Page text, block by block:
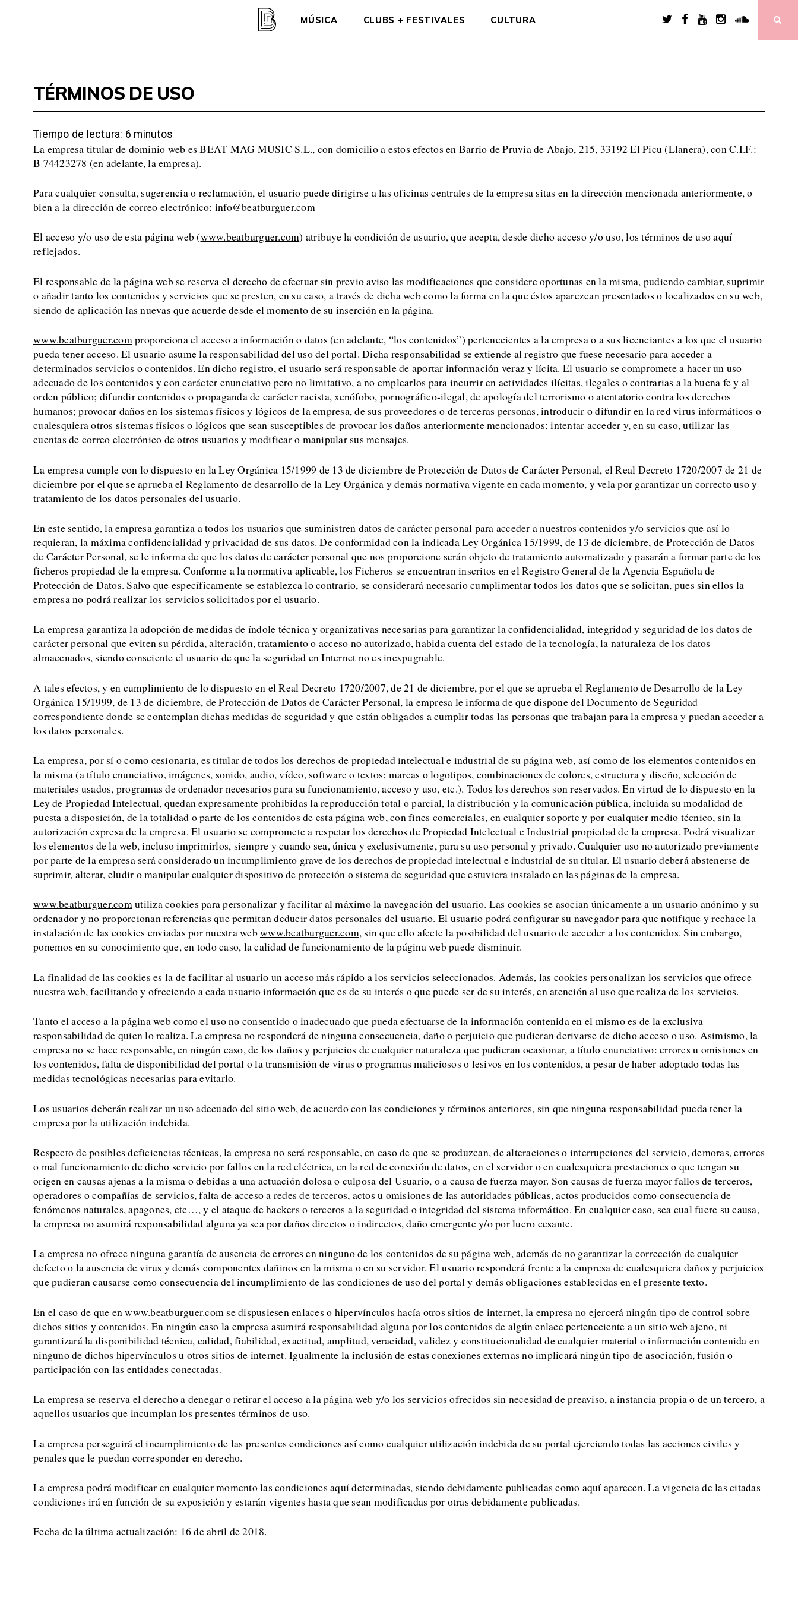
MÚSICA CLUBS + FESTIVALES CULTURA
TÉRMINOS DE USO
Tiempo de lectura: 6 minutos
La empresa titular de dominio web es BEAT MAG MUSIC S.L., con domicilio a estos efectos en Barrio de Pruvia de Abajo, 215, 33192 El Picu (Llanera), con C.I.F.:
B 74423278 (en adelante, la empresa).
Para cualquier consulta, sugerencia o reclamación, el usuario puede dirigirse a las oficinas centrales de la empresa sitas en la dirección mencionada anteriormente, o
bien a la dirección de correo electrónico: info@beatburguer.com
El acceso y/o uso de esta página web (www.beatburguer.com) atribuye la condición de usuario, que acepta, desde dicho acceso y/o uso, los términos de uso aquí
reflejados.
El responsable de la página web se reserva el derecho de efectuar sin previo aviso las modificaciones que considere oportunas en la misma, pudiendo cambiar, suprimir
o añadir tanto los contenidos y servicios que se presten, en su caso, a través de dicha web como la forma en la que éstos aparezcan presentados o localizados en su web,
siendo de aplicación las nuevas que acuerde desde el momento de su inserción en la página.
www.beatburguer.comproporciona el acceso a información o datos (en adelante, “los contenidos”) pertenecientes a la empresa o a sus licenciantes a los que el usuario
pueda tener acceso. El usuario asume la responsabilidad del uso del portal. Dicha responsabilidad se extiende al registro que fuese necesario para acceder a
determinados servicios o contenidos. En dicho registro, el usuario será responsable de aportar información veraz y lícita. El usuario se compromete a hacer un uso
adecuado de los contenidos y con carácter enunciativo pero no limitativo, a no emplearlos para incurrir en actividades ilícitas, ilegales o contrarias a la buena fe y al
orden público; difundir contenidos o propaganda de carácter racista, xenófobo, pornográfico-ilegal, de apología del terrorismo o atentatorio contra los derechos
humanos; provocar daños en los sistemas físicos y lógicos de la empresa, de sus proveedores o de terceras personas, introducir o difundir en la red virus informáticos o
cualesquiera otros sistemas físicos o lógicos que sean susceptibles de provocar los daños anteriormente mencionados; intentar acceder y, en su caso, utilizar las
cuentas de correo electrónico de otros usuarios y modificar o manipular sus mensajes.
La empresa cumple con lo dispuesto en la Ley Orgánica 15/1999 de 13 de diciembre de Protección de Datos de Carácter Personal, el Real Decreto 1720/2007 de 21 de
diciembre por el que se aprueba el Reglamento de desarrollo de la Ley Orgánica y demás normativa vigente en cada momento, y vela por garantizar un correcto uso y
tratamiento de los datos personales del usuario.
En este sentido, la empresa garantiza a todos los usuarios que suministren datos de carácter personal para acceder a nuestros contenidos y/o servicios que así lo
requieran, la máxima confidencialidad y privacidad de sus datos. De conformidad con la indicada Ley Orgánica 15/1999, de 13 de diciembre, de Protección de Datos
de Carácter Personal, se le informa de que los datos de carácter personal que nos proporcione serán objeto de tratamiento automatizado y pasarán a formar parte de los
ficheros propiedad de la empresa. Conforme a la normativa aplicable, los Ficheros se encuentran inscritos en el Registro General de la Agencia Española de
Protección de Datos. Salvo que específicamente se establezca lo contrario, se considerará necesario cumplimentar todos los datos que se solicitan, pues sin ellos la
empresa no podrá realizar los servicios solicitados por el usuario.
La empresa garantiza la adopción de medidas de índole técnica y organizativas necesarias para garantizar la confidencialidad, integridad y seguridad de los datos de
carácter personal que eviten su pérdida, alteración, tratamiento o acceso no autorizado, habida cuenta del estado de la tecnología, la naturaleza de los datos
almacenados, siendo consciente el usuario de que la seguridad en Internet no es inexpugnable.
A tales efectos, y en cumplimiento de lo dispuesto en el Real Decreto 1720/2007, de 21 de diciembre, por el que se aprueba el Reglamento de Desarrollo de la Ley
Orgánica 15/1999, de 13 de diciembre, de Protección de Datos de Carácter Personal, la empresa le informa de que dispone del Documento de Seguridad
correspondiente donde se contemplan dichas medidas de seguridad y que están obligados a cumplir todas las personas que trabajan para la empresa y puedan acceder a
los datos personales.
La empresa, por sí o como cesionaria, es titular de todos los derechos de propiedad intelectual e industrial de su página web, así como de los elementos contenidos en
la misma (a título enunciativo, imágenes, sonido, audio, vídeo, software o textos; marcas o logotipos, combinaciones de colores, estructura y diseño, selección de
materiales usados, programas de ordenador necesarios para su funcionamiento, acceso y uso, etc.). Todos los derechos son reservados. En virtud de lo dispuesto en la
Ley de Propiedad Intelectual, quedan expresamente prohibidas la reproducción total o parcial, la distribución y la comunicación pública, incluida su modalidad de
puesta a disposición, de la totalidad o parte de los contenidos de esta página web, con fines comerciales, en cualquier soporte y por cualquier medio técnico, sin la
autorización expresa de la empresa. El usuario se compromete a respetar los derechos de Propiedad Intelectual e Industrial propiedad de la empresa. Podrá visualizar
los elementos de la web, incluso imprimirlos, siempre y cuando sea, única y exclusivamente, para su uso personal y privado. Cualquier uso no autorizado previamente
por parte de la empresa será considerado un incumplimiento grave de los derechos de propiedad intelectual e industrial de su titular. El usuario deberá abstenerse de
suprimir, alterar, eludir o manipular cualquier dispositivo de protección o sistema de seguridad que estuviera instalado en las páginas de la empresa.
www.beatburguer.comutiliza cookies para personalizar y facilitar al máximo la navegación del usuario. Las cookies se asocian únicamente a un usuario anónimo y su
ordenador y no proporcionan referencias que permitan deducir datos personales del usuario. El usuario podrá configurar su navegador para que notifique y rechace la
instalación de las cookies enviadas por nuestra webwww.beatburguer.com, sin que ello afecte la posibilidad del usuario de acceder a los contenidos. Sin embargo,
ponemos en su conocimiento que, en todo caso, la calidad de funcionamiento de la página web puede disminuir.
La finalidad de las cookies es la de facilitar al usuario un acceso más rápido a los servicios seleccionados. Además, las cookies personalizan los servicios que ofrece
nuestra web, facilitando y ofreciendo a cada usuario información que es de su interés o que puede ser de su interés, en atención al uso que realiza de los servicios.
Tanto el acceso a la página web como el uso no consentido o inadecuado que pueda efectuarse de la información contenida en el mismo es de la exclusiva
responsabilidad de quien lo realiza. La empresa no responderá de ninguna consecuencia, daño o perjuicio que pudieran derivarse de dicho acceso o uso. Asimismo, la
empresa no se hace responsable, en ningún caso, de los daños y perjuicios de cualquier naturaleza que pudieran ocasionar, a título enunciativo: errores u omisiones en
los contenidos, falta de disponibilidad del portal o la transmisión de virus o programas maliciosos o lesivos en los contenidos, a pesar de haber adoptado todas las
medidas tecnológicas necesarias para evitarlo.
Los usuarios deberán realizar un uso adecuado del sitio web, de acuerdo con las condiciones y términos anteriores, sin que ninguna responsabilidad pueda tener la
empresa por la utilización indebida.
Respecto de posibles deficiencias técnicas, la empresa no será responsable, en caso de que se produzcan, de alteraciones o interrupciones del servicio, demoras, errores
o mal funcionamiento de dicho servicio por fallos en la red eléctrica, en la red de conexión de datos, en el servidor o en cualesquiera prestaciones o que tengan su
origen en causas ajenas a la misma o debidas a una actuación dolosa o culposa del Usuario, o a causa de fuerza mayor. Son causas de fuerza mayor fallos de terceros,
operadores o compañías de servicios, falta de acceso a redes de terceros, actos u omisiones de las autoridades públicas, actos producidos como consecuencia de
fenómenos naturales, apagones, etc…, y el ataque de hackers o terceros a la seguridad o integridad del sistema informático. En cualquier caso, sea cual fuere su causa,
la empresa no asumirá responsabilidad alguna ya sea por daños directos o indirectos, daño emergente y/o por lucro cesante.
La empresa no ofrece ninguna garantía de ausencia de errores en ninguno de los contenidos de su página web, además de no garantizar la corrección de cualquier
defecto o la ausencia de virus y demás componentes dañinos en la misma o en su servidor. El usuario responderá frente a la empresa de cualesquiera daños y perjuicios
que pudieran causarse como consecuencia del incumplimiento de las condiciones de uso del portal y demás obligaciones establecidas en el presente texto.
En el caso de que enwww.beatburguer.com se dispusiesen enlaces o hipervínculos hacía otros sitios de internet, la empresa no ejercerá ningún tipo de control sobre
dichos sitios y contenidos. En ningún caso la empresa asumirá responsabilidad alguna por los contenidos de algún enlace perteneciente a un sitio web ajeno, ni
garantizará la disponibilidad técnica, calidad, fiabilidad, exactitud, amplitud, veracidad, validez y constitucionalidad de cualquier material o información contenida en
ninguno de dichos hipervínculos u otros sitios de internet. Igualmente la inclusión de estas conexiones externas no implicará ningún tipo de asociación, fusión o
participación con las entidades conectadas.
La empresa se reserva el derecho a denegar o retirar el acceso a la página web y/o los servicios ofrecidos sin necesidad de preaviso, a instancia propia o de un tercero, a
aquellos usuarios que incumplan los presentes términos de uso.
La empresa perseguirá el incumplimiento de las presentes condiciones así como cualquier utilización indebida de su portal ejerciendo todas las acciones civiles y
penales que le puedan corresponder en derecho.
La empresa podrá modificar en cualquier momento las condiciones aquí determinadas, siendo debidamente publicadas como aquí aparecen. La vigencia de las citadas
condiciones irá en función de su exposición y estarán vigentes hasta que sean modificadas por otras debidamente publicadas.
Fecha de la última actualización: 16 de abril de 2018.